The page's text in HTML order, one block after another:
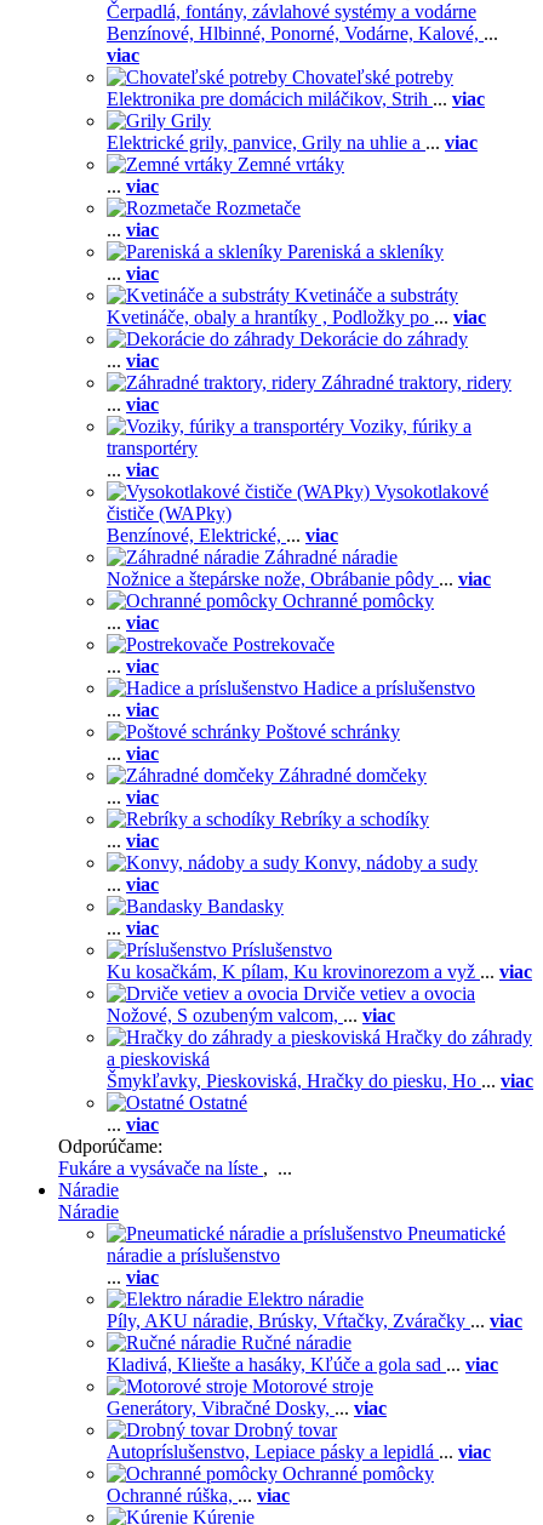
Čerpadlá, fontány, závlahové systémy a vodárne
Benzínové, Hlbinné, Ponorné, Vodárne, Kalové, ...
viac
Chovateľské potreby
Elektronika pre domácich miláčikov, Strih ... viac
Grily
Elektrické grily, panvice, Grily na uhlie a ... viac
Zemné vrtáky
... viac
Rozmetače
... viac
Pareniská a skleníky
... viac
Kvetináče a substráty
Kvetináče, obaly a hrantíky , Podložky po ... viac
Dekorácie do záhrady
... viac
Záhradné traktory, ridery
... viac
Voziky, fúriky a
transportéry
... viac
Vysokotlakové
čističe (WAPky)
Benzínové, Elektrické, ... viac
Záhradné náradie
Nožnice a štepárske nože, Obrábanie pôdy ... viac
Ochranné pomôcky
... viac
Postrekovače
... viac
Hadice a príslušenstvo
... viac
Poštové schránky
... viac
Záhradné domčeky
... viac
Rebríky a schodíky
... viac
Konvy, nádoby a sudy
... viac
Bandasky
... viac
Príslušenstvo
Ku kosačkám, K pílam, Ku krovinorezom a vyž ... viac
Drviče vetiev a ovocia
Nožové, S ozubeným valcom, ... viac
Hračky do záhrady
a pieskoviská
Šmykľavky, Pieskoviská, Hračky do piesku, Ho ... viac
Ostatné
... viac
Odporúčame:
Fukáre a vysávače na líste , ...
Náradie
Náradie
Pneumatické
náradie a príslušenstvo
... viac
Elektro náradie
Píly, AKU náradie, Brúsky, Vŕtačky, Zváračky ... viac
Ručné náradie
Kladivá, Kliešte a hasáky, Kľúče a gola sad ... viac
Motorové stroje
Generátory, Vibračné Dosky, ... viac
Drobný tovar
Autopríslušenstvo, Lepiace pásky a lepidlá ... viac
Ochranné pomôcky
Ochranné rúška, ... viac
Kúrenie